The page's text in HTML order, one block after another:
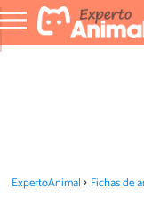
ExpertoAnimal Fichas de